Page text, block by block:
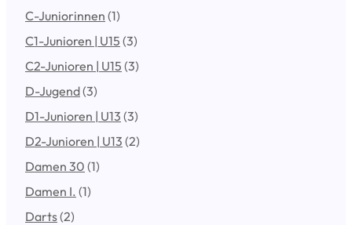
C-Juniorinnen (1)
C1-Junioren | U15 (3)
C2-Junioren | U15 (3)
D-Jugend(3)
D1-Junioren | U13 (3)
D2-Junioren | U13 (2)
Damen 30 (1)
Damen I. (1)
Darts(2)